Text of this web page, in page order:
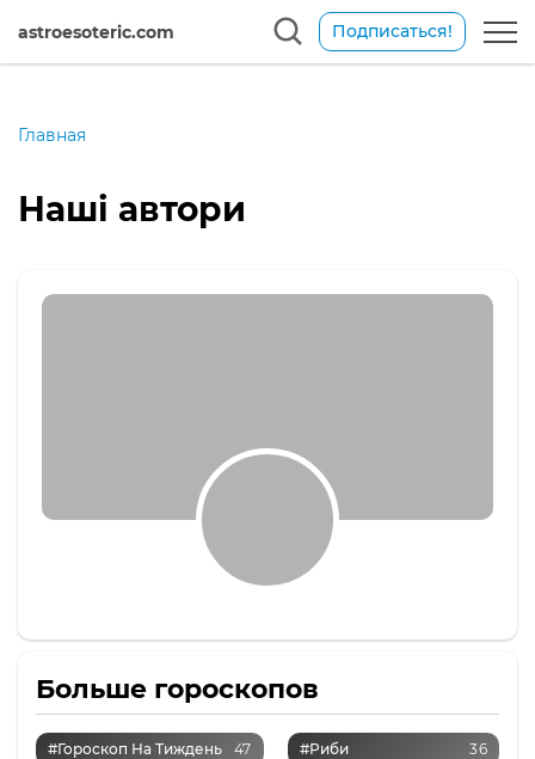
astroesoteric.com Подписаться!
Главная
Наші автори
Больше гороскопов
#Гороскоп На Тиждень 47 #Риби 36